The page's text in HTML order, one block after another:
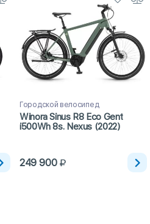
Городской велосипед
Winora Sinus R8 Eco Gent
i500Wh 8s. Nexus (2022)
249 900